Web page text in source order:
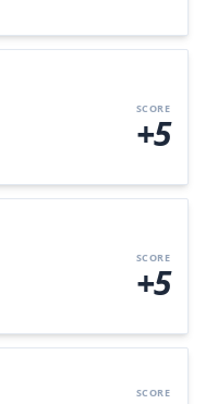
SCORE
+5
SCORE
+5
SCORE